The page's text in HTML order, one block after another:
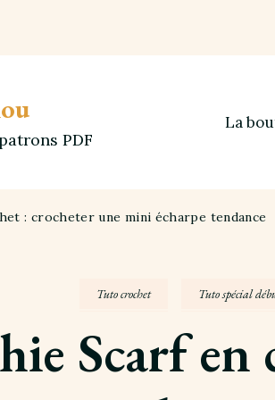
PDF
La
: crocheter une mini écharpe tendance
Tuto crochet Tuto spécial
Scarf en